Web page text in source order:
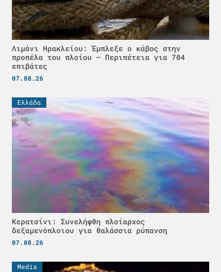
Λιμάνι Ηρακλείου: Έμπλεξε ο κάβος στην
προπέλα του πλοίου – Περιπέτεια για 704
επιβάτες
07.08.26
Ελλάδα
Κερατσίνι: Συνελήφθη πλοίαρχος
δεξαμενόπλοιου για θαλάσσια ρύπανση
07.08.26
Media